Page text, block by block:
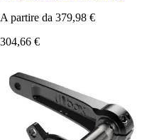
A partire da 379,98 €
304,66 €